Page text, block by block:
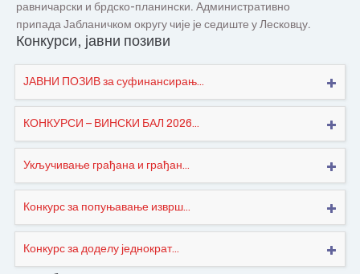
равничарски и брдско-планински. Административно
припада Јабланичком округу чије је седиште у Лесковцу.
Конкурси, јавни позиви
ЈАВНИ ПОЗИВ за суфинансирањ...
КОНКУРСИ – ВИНСКИ БАЛ 2026...
Укључивање грађана и грађан...
Конкурс за попуњавање изврш...
Конкурс за доделу једнократ...